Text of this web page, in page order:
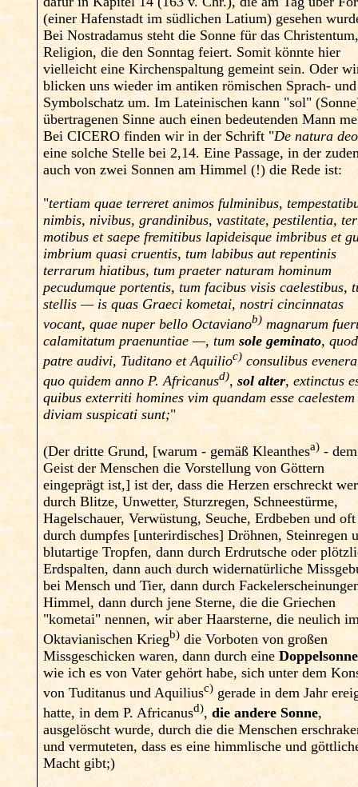
(einer Hafenstadt im südlichen Latium) gesehen
Bei Nostradamus steht die Sonne für das
Religion, die den Sonntag feiert. Somit könnte hier
vielleicht eine Kirchenspaltung gemeint sein. Oder
blicken uns wieder im antiken römischen Sprach- und
Symbolschatz um. Im Lateinischen kann "sol"
übertragenen Sinne auch einen bedeutenden Mann
Bei CICERO finden wir in der Schrift "De natura
eine solche Stelle bei 2,14. Eine Passage, in der
auch von zwei Sonnen am Himmel (!) die Rede ist:
"tertiam quae terreret animos fulminibus,
nimbis, nivibus, grandinibus, vastitate, pestilentia,
motibus et saepe fremitibus lapideisque imbribus et
imbrium quasi cruentis, tum labibus aut repentinis
terrarum hiatibus, tum praeter naturam hominum
pecudumque portentis, tum facibus visis caelestibus,
stellis — is quas Graeci kometai, nostri cincinnatas
vocant, quae nuper bello Octavianob) magnarum
calamitatum praenuntiae —, tumsole geminato,
patre audivi, Tuditano et Aquilioc) consulibus
quo quidem anno P. Africanusd),sol alter, extinctus
quibus exterriti homines vim quandam esse caelestem
diviam suspicati sunt;"
(Der dritte Grund, [warum - gemäß Kleanthesa) - dem
Geist der Menschen die Vorstellung von Göttern
eingeprägt ist,] ist der, dass die Herzen erschreckt
durch Blitze, Unwetter, Sturzregen, Schneestürme,
Hagelschauer, Verwüstung, Seuche, Erdbeben und
durch dumpfes [unterirdisches] Dröhnen, Steinregen
blutartige Tropfen, dann durch Erdrutsche oder
Erdspalten, dann auch durch widernatürliche
bei Mensch und Tier, dann durch
Himmel, dann durch jene Sterne, die die Griechen
"kometai" nennen, wir aber Haarsterne, die neulich
Oktavianischen Kriegb) die Vorboten von großen
Missgeschicken waren, dann durch eineDoppelsonne
wie ich es von Vater gehört habe, sich unter dem
von Tuditanus und Aquiliusc) gerade in dem Jahr
hatte, in dem P. Africanusd),die andere Sonne,
ausgelöscht wurde, durch die die Menschen
und vermuteten, dass es eine himmlische und
Macht gibt;)